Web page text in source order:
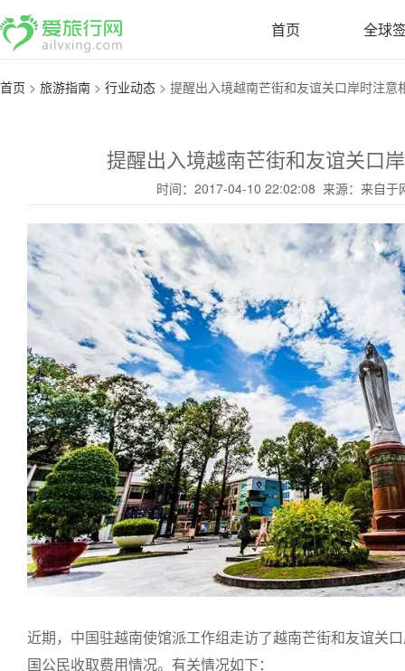
首页 全球
首页 > 旅游指南 > 行业动态 > 提醒出入境越南芒街和友谊关口岸时注意
提醒出入境越南芒街和友谊关口
时间：2017-04-10 22:02:08 来源：来自于
近期，中国驻越南使馆派工作组走访了越南芒街和友谊关
国公民收取费用情况。有关情况如下：